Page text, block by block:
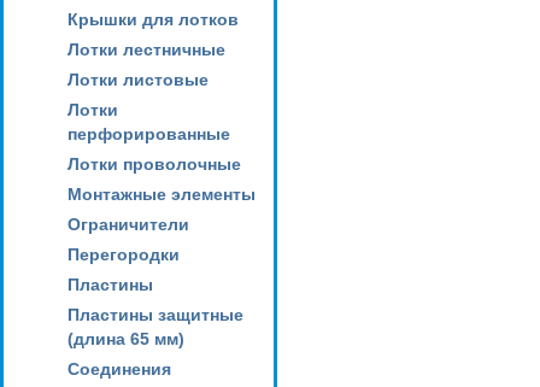
Крышки для лотков
Лотки лестничные
Лотки листовые
Лотки
перфорированные
Лотки проволочные
Монтажные элементы
Ограничители
Перегородки
Пластины
Пластины защитные
(длина 65 мм)
Соединения